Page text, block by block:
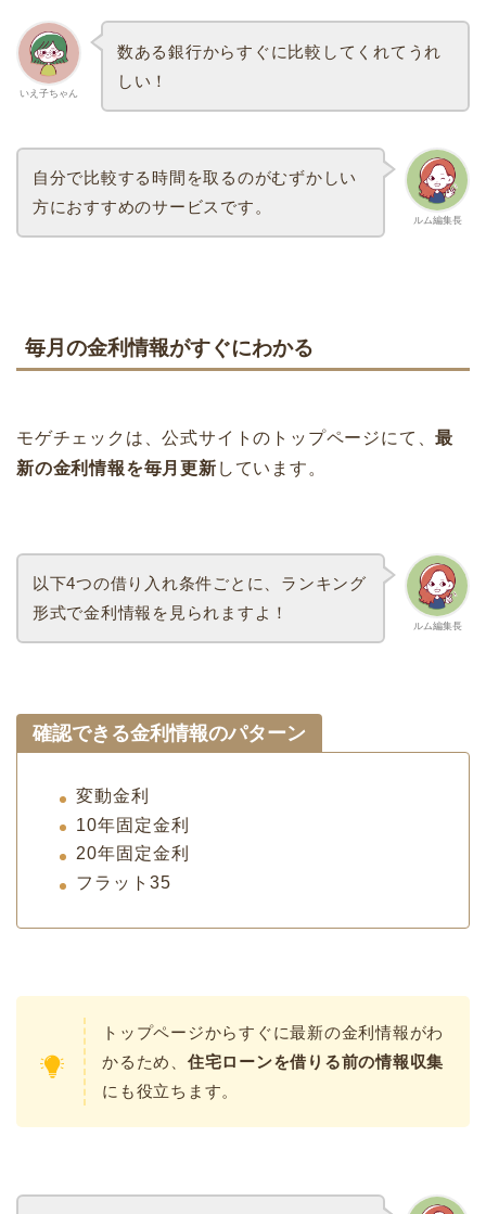
いえ子ちゃん
数ある銀行からすぐに比較してくれてうれ
しい！
ルム編集長
自分で比較する時間を取るのがむずかしい
方におすすめのサービスです。
毎月の金利情報がすぐにわかる
モゲチェックは、公式サイトのトップページにて、最
新の金利情報を毎月更新 しています。
ルム編集長
以下4つの借り入れ条件ごとに、ランキング
形式で金利情報を見られますよ！
確認できる金利情報のパターン
変動金利
10年固定金利
20年固定金利
フラット35
トップページからすぐに最新の金利情報がわ
かるため、 住宅ローンを借りる前の情報収集
にも役立ちます。